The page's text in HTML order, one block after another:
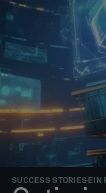
SUCCESS STORIES EIN